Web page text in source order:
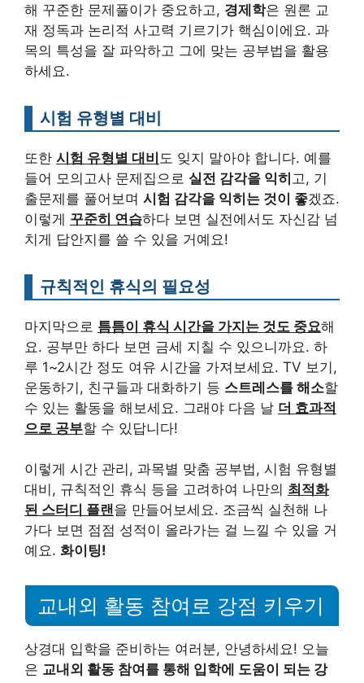
해 꾸준한 문제풀이가 중요하고, 경제학은 원론 교
재 정독과 논리적 사고력 기르기가 핵심이에요. 과
목의 특성을 잘 파악하고 그에 맞는 공부법을 활용
하세요.
시험 유형별 대비
또한 시험 유형별 대비 도 잊지 말아야 합니다. 예를
들어 모의고사 문제집으로 실전 감각을 익히 고, 기
출문제를 풀어보며 시험 감각을 익히는 것이 좋겠죠.
이렇게 꾸준히 연습하다 보면 실전에서도 자신감 넘
치게 답안지를 쓸 수 있을 거예요!
규칙적인 휴식의 필요성
마지막으로 틈틈이 휴식 시간을 가지는 것도 중요해
요. 공부만 하다 보면 금세 지칠 수 있으니까요. 하
루 1~2시간 정도 여유 시간을 가져보세요. TV 보기,
운동하기, 친구들과 대화하기 등 스트레스를 해소할
수 있는 활동을 해보세요. 그래야 다음 날 더 효과적
으로 공부할 수 있답니다!
이렇게 시간 관리, 과목별 맞춤 공부법, 시험 유형별
대비, 규칙적인 휴식 등을 고려하여 나만의 최적화
된 스터디 플랜을 만들어보세요. 조금씩 실천해 나
가다 보면 점점 성적이 올라가는 걸 느낄 수 있을 거
예요. 화이팅!
교내외 활동 참여로 강점 키우기
상경대 입학을 준비하는 여러분, 안녕하세요! 오늘
은 교내외 활동 참여를 통해 입학에 도움이 되는 강